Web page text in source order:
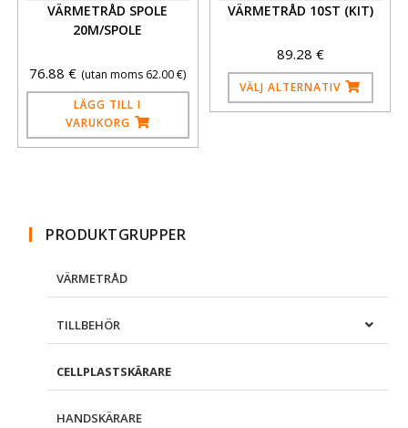
VÄRMETRÅD SPOLE
20M/SPOLE
76.88€ (utan moms 62.00€)
LÄGG TILL I
VARUKORG
VÄRMETRÅD 10ST (KIT)
89.28 €
VÄLJ ALTERNATIV
PRODUKTGRUPPER
VÄRMETRÅD
TILLBEHÖR
CELLPLASTSKÄRARE
HANDSKÄRARE